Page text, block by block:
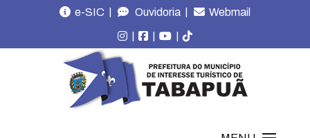
e-SIC | Ouvidoria | Webmail
| | |